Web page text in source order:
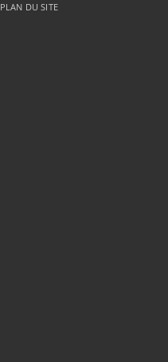
PLAN DU SITE